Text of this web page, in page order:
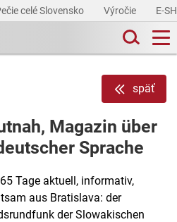
celé Slovensko Výročie E-
späť
Magazin über
Sprache
Tage aktuell, informativ,
aus Bratislava: der
der Slowakischen